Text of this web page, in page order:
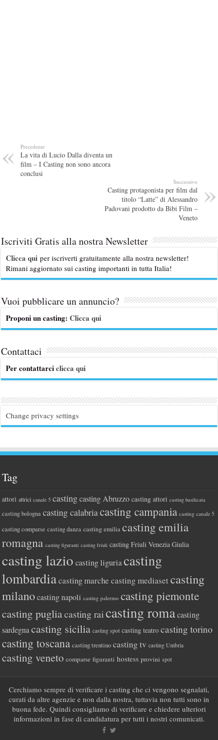
Precedente
La vita di Lucio Dalla diventa un
film – I Casting non sono ancora
conclusi
Successivo
Casting protagonista per film dal
titolo “Latte” di Alessandro
Padovani prodotto da Bibi Film –
Veneto
Iscriviti Gratis alla nostra Newsletter
Clicca qui per iscriverti gratuitamente alla nostra newsletter!
Rimani aggiornato sui casting importanti in tutta Italia!
Vuoi pubblicare un annuncio?
Proponi un casting:Clicca qui
Contattaci
Per contattarciclicca qui
Change privacy settings
Tag
attori attrici canale 5 casting casting Abruzzo casting attori casting basilicata
casting bologna casting calabriacasting campania casting canale 5
casting comparse casting danza casting emilia casting emilia
romagna casting figuranti casting friuli casting Friuli Venezia Giulia
casting lazio casting liguriacasting
lombardiacasting marche casting mediasetcasting
milano casting napoli casting palermo casting piemonte
casting pugliacasting rai casting roma casting
sardegna casting sicilia casting spot casting teatro casting torino
casting toscana casting trentino casting tv casting Umbria
casting veneto comparse figuranti hostess provini spot
Cerchiamo sempre di verificare i casting che ci vengono segnalati,
curati da altre agenzie e non dalla nostra, tuttavia non tutti sono in
buona fede. Quindi consigliamo di verificare e chiedere ulteriori
informazioni in fase di candidatura per tutti i nostri comunicati.